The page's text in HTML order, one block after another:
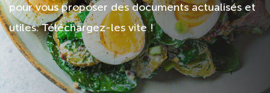
pour vous proposer des documents actualisés et
utiles. Téléchargez-les vite !